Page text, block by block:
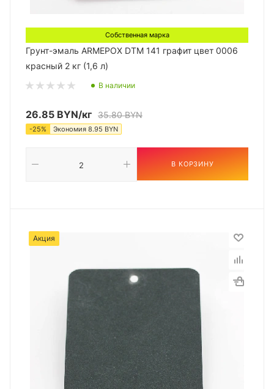
Собственная марка
Грунт-эмаль ARMEPOX DTM 141 графит цвет 0006
красный 2 кг (1,6 л)
В наличии
26.85 BYN/кг 35.80BYN
-25% Экономия 8.95 BYN
В КОРЗИНУ
Акция